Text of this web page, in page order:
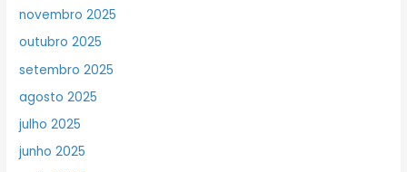
novembro 2025
outubro 2025
setembro 2025
agosto 2025
julho 2025
junho 2025